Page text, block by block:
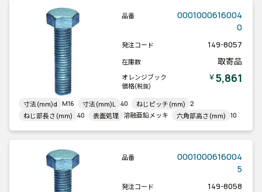
品番
0001000616004
0
発注コード 149-8057
在庫数 取寄品
オレンジブック
価格(税抜)
￥5,861
寸法(mm)d M16 寸法(mm)L 40 ねじピッチ(mm) 2
ねじ部長さ(mm) 40 表面処理 溶融亜鉛メッキ 六角部高さ(mm) 10
品番
0001000616004
5
発注コード 149-8058